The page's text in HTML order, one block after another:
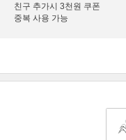
친구 추가시 3천원 쿠폰
중복 사용 가능